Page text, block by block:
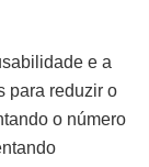
e a
para reduzir o
o número